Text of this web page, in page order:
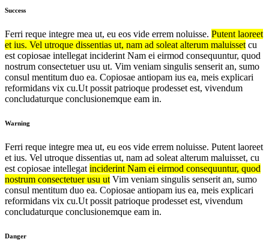
Success
Ferri reque integre mea ut, eu eos vide errem noluisse. Putent laoreet
et ius. Vel utroque dissentias ut, nam ad soleat alterum maluisset cu
est copiosae intellegat inciderint Nam ei eirmod consequuntur, quod
nostrum consectetuer usu ut. Vim veniam singulis senserit an, sumo
consul mentitum duo ea. Copiosae antiopam ius ea, meis explicari
reformidans vix cu.Ut possit patrioque prodesset est, vivendum
concludaturque conclusionemque eam in.
Warning
Ferri reque integre mea ut, eu eos vide errem noluisse. Putent laoreet
et ius. Vel utroque dissentias ut, nam ad soleat alterum maluisset, cu
est copiosae intellegat inciderint Nam ei eirmod consequuntur, quod
nostrum consectetuer usu ut Vim veniam singulis senserit an, sumo
consul mentitum duo ea. Copiosae antiopam ius ea, meis explicari
reformidans vix cu.Ut possit patrioque prodesset est, vivendum
concludaturque conclusionemque eam in.
Danger